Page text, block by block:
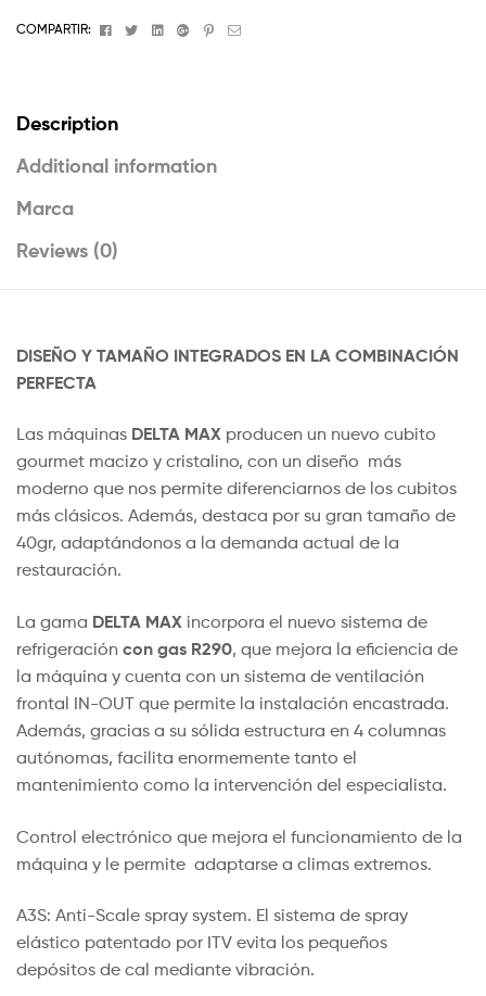
COMPARTIR: FacebookTwitterLinkedinGoogle+Pinterest
Email
Description
Additional information
Marca
Reviews (0)
DISEÑO Y TAMAÑO INTEGRADOS EN LA COMBINACIÓN
PERFECTA
Las máquinas DELTA MAX producen un nuevo cubito
gourmet macizo y cristalino, con un diseño más
moderno que nos permite diferenciarnos de los cubitos
más clásicos. Además, destaca por su gran tamaño de
40gr, adaptándonos a la demanda actual de la
restauración.
La gama DELTA MAX incorpora el nuevo sistema de
refrigeración con gas R290, que mejora la eficiencia de
la máquina y cuenta con un sistema de ventilación
frontal IN-OUT que permite la instalación encastrada.
Además, gracias a su sólida estructura en 4 columnas
autónomas, facilita enormemente tanto el
mantenimiento como la intervención del especialista.
Control electrónico que mejora el funcionamiento de la
máquina y le permite adaptarse a climas extremos.
A3S: Anti-Scale spray system. El sistema de spray
elástico patentado por ITV evita los pequeños
depósitos de cal mediante vibración.